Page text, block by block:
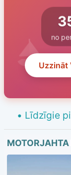
no
Uzzināt
• Līdzīgie